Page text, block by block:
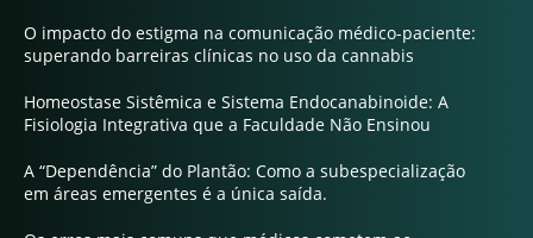
O impacto do estigma na comunicação médico-paciente:
superando barreiras clínicas no uso da cannabis
Homeostase Sistêmica e Sistema Endocanabinoide: A
Fisiologia Integrativa que a Faculdade Não Ensinou
A “Dependência” do Plantão: Como a subespecialização
em áreas emergentes é a única saída.